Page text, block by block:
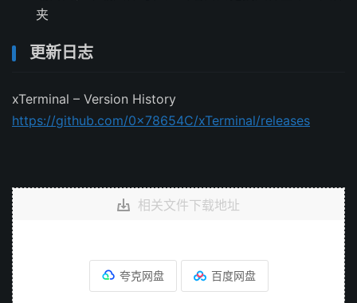
夹
更新日志
xTerminal – Version History
https://github.com/0x78654C/xTerminal/releases
相关文件下载地址
夸克网盘 百度网盘